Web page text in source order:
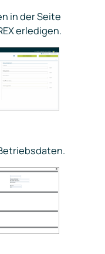
in der Seite
erledigen.